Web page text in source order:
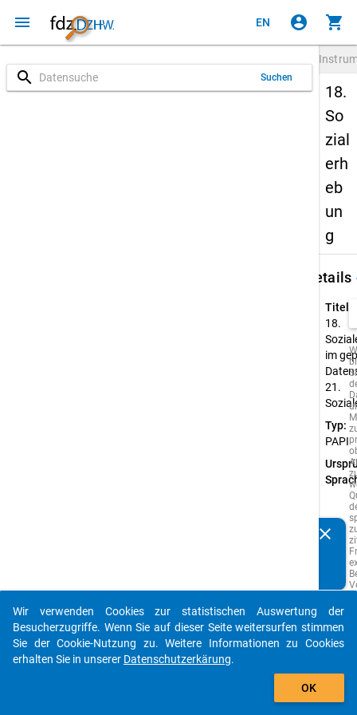
menu EN account_circle shopping_cart
search Suchen
18.
So
zial
erh
eb
un
g
Details
Titel:
18.
im
21.
Typ:
PAPI
clear
auto_stories
add_shopping_cart
Wir verwenden Cookies zur statistischen Auswertung der
Besucherzugriffe. Wenn Sie auf dieser Seite weitersurfen stimmen
Sie der Cookie-Nutzung zu. Weitere Informationen zu Cookies
erhalten Sie in unserer Datenschutzerkärung.
OK